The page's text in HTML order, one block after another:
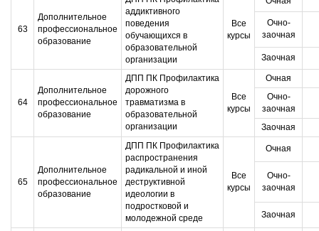
63
Дополнительное
профессиональное
образование
аддиктивного
поведения
обучающихся в
образовательной
организации
Все
курсы
Очно-
заочная
Заочная
64
Дополнительное
профессиональное
образование
ДПП ПК Профилактика
дорожного
травматизма в
образовательной
организации
Все
курсы
Очная
Очно-
заочная
Заочная
65
Дополнительное
профессиональное
образование
ДПП ПК Профилактика
распространения
радикальной и иной
деструктивной
идеологии в
подростковой и
молодежной среде
Все
курсы
Очная
Очно-
заочная
Заочная